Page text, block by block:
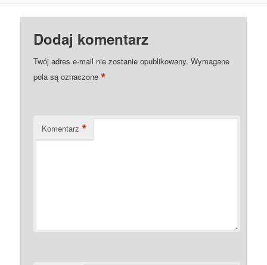
Dodaj komentarz
Twój adres e-mail nie zostanie opublikowany. Wymagane
pola są oznaczone*
Komentarz *